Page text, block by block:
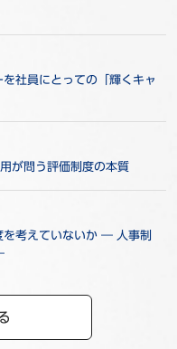
社員にとっての「輝くキャ
が問う評価制度の本質
を考えていないか ― 人事制